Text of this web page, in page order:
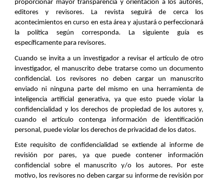
proporcionar mayor transparencia y orientación a los autores,
editores y revisores. La revista seguirá de cerca los
acontecimientos en curso en esta área y ajustará o perfeccionará
la política según corresponda. La siguiente guía es
específicamente para revisores.
Cuando se invita a un investigador a revisar el artículo de otro
investigador, el manuscrito debe tratarse como un documento
confidencial. Los revisores no deben cargar un manuscrito
enviado ni ninguna parte del mismo en una herramienta de
inteligencia artificial generativa, ya que esto puede violar la
confidencialidad y los derechos de propiedad de los autores y,
cuando el artículo contenga información de identificación
personal, puede violar los derechos de privacidad de los datos.
Este requisito de confidencialidad se extiende al informe de
revisión por pares, ya que puede contener información
confidencial sobre el manuscrito y/o los autores. Por este
motivo, los revisores no deben cargar su informe de revisión por